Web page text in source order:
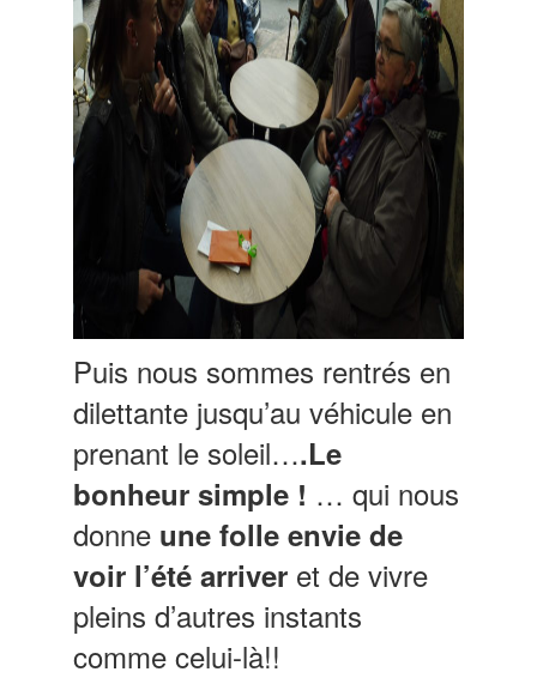
Puis nous sommes rentrés en
dilettante jusqu’au véhicule en
prenant le soleil….Le
bonheur simple ! … qui nous
donne une folle envie de
voir l’été arriver et de vivre
pleins d’autres instants
comme celui-là!!